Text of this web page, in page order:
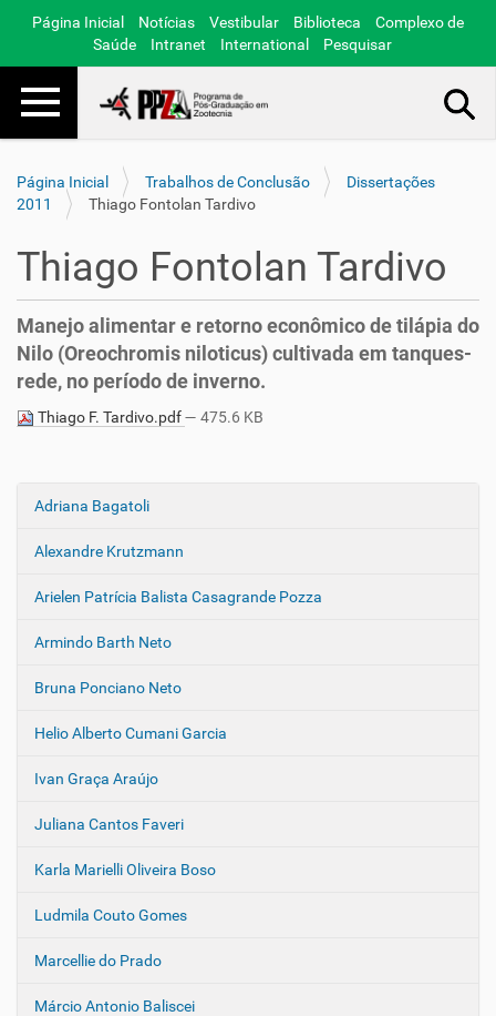
Página Inicial Notícias Vestibular Biblioteca
Complexo de
Saúde
Intranet International Pesquisar
Toggle navigation
Página Inicial
Trabalhos de Conclusão
Dissertações
2011
Thiago Fontolan Tardivo
N
e
a
ç
o
Adriana Bagatoli
Alexandre Krutzmann
Arielen Patrícia Balista Casagrande Pozza
Armindo Barth Neto
Bruna Ponciano Neto
Helio Alberto Cumani Garcia
Ivan Graça Araújo
Juliana Cantos Faveri
Karla Marielli Oliveira Boso
Ludmila Couto Gomes
Marcellie do Prado
Márcio Antonio Baliscei
Thiago Fontolan Tardivo
Manejo alimentar e retorno econômico de tilápia do
Nilo (Oreochromis niloticus) cultivada em tanques-
rede, no período de inverno.
Thiago F. Tardivo.pdf— 475.6 KB